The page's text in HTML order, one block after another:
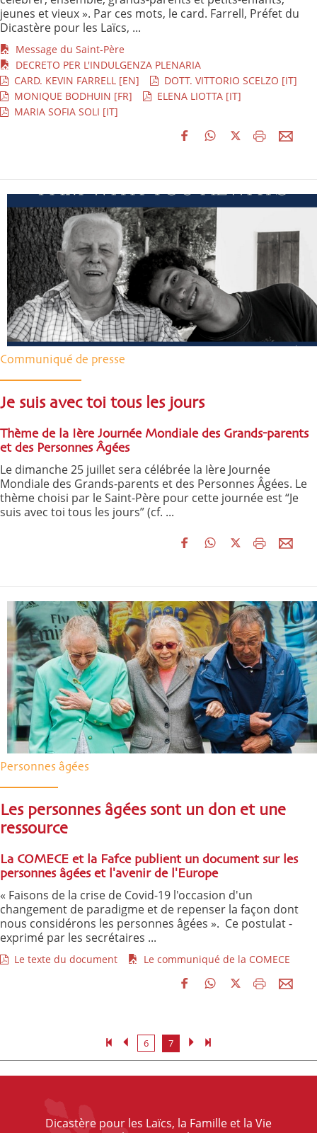
jeunes et vieux ». Par ces mots, le card. Farrell, Préfet du
Dicastère pour les Laïcs, ...
Message du Saint-Père
DECRETO PER L'INDULGENZA PLENARIA
CARD. KEVIN FARRELL [EN]
DOTT. VITTORIO SCELZO [IT]
MONIQUE BODHUIN [FR]
ELENA LIOTTA [IT]
MARIA SOFIA SOLI [IT]
Communiqué de presse
Je suis avec toi tous les jours
Thème de la Ière Journée Mondiale des Grands-parents
et des Personnes Âgées
Le dimanche 25 juillet sera célébrée la Ière Journée
Mondiale des Grands-parents et des Personnes Âgées. Le
thème choisi par le Saint-Père pour cette journée est “Je
suis avec toi tous les jours” (cf. ...
Personnes âgées
Les personnes âgées sont un don et une
ressource
La COMECE et la Fafce publient un document sur les
personnes âgées et l'avenir de l'Europe
« Faisons de la crise de Covid-19 l'occasion d'un
changement de paradigme et de repenser la façon dont
nous considérons les personnes âgées ». Ce postulat -
exprimé par les secrétaires ...
Le texte du document Le communiqué de la COMECE
6 7
Dicastère pour les Laïcs, la Famille et la Vie